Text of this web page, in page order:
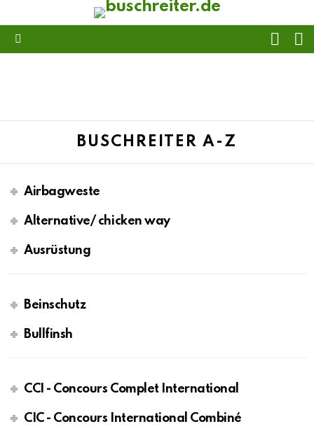
BUSCHREITER A-Z
Airbagweste
Alternative/ chicken way
Ausrüstung
Beinschutz
Bullfinsh
CCI - Concours Complet International
CIC - Concours International Combiné